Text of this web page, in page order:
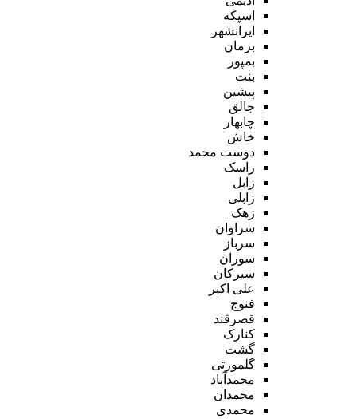
اسپکه
ایرانشهر
بزمان
بمپور
بنت
پیشین
جالق
چابهار
خاش
دوست محمد
راسک
زابل
زابلی
زهک
سراوان
سرباز
سوران
سیرکان
علی اکبر
فنوج
قصرقند
کنارک
گشت
گلمورتی
محمدآباد
محمدان
محمدی